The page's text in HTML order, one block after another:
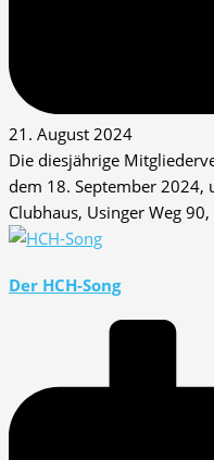
21. August 2024
Die diesjährige
dem 18. September
Clubhaus, Usinger Weg
Der HCH-Song